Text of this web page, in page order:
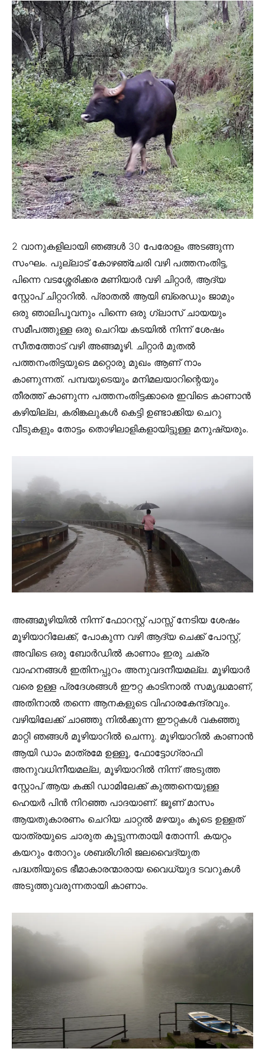
2 വാനുകളിലായി ഞങ്ങൾ 30 പേരോളം അടങ്ങുന്ന
സംഘം. പുല്ലാട് കോഴഞ്ചേരി വഴി പത്തനംതിട്ട,
പിന്നെ വടശ്ശേരിക്കര മണിയാർ വഴി ചിറ്റാർ, ആദ്യ
സ്റ്റോപ് ചിറ്റാറിൽ. പ്രാതൽ ആയി ബ്രെഡും ജാമും
ഒരു ഞാലിപൂവനും പിന്നെ ഒരു ഗ്ലാസ് ചായയും
സമീപത്തുള്ള ഒരു ചെറിയ കടയിൽ നിന്ന് ശേഷം
സീതത്തോട് വഴി അങ്ങമൂഴി. ചിറ്റാർ മുതൽ
പത്തനംതിട്ടയുടെ മറ്റൊരു മുഖം ആണ് നാം
കാണുന്നത്. പമ്പയുടെയും മനിമലയാറിന്റെയും
തീരത്ത് കാണുന്ന പത്തനംതിട്ടക്കാരെ ഇവിടെ കാണാൻ
കഴിയില്ല, കരിങ്കലുകൾ കെട്ടി ഉണ്ടാക്കിയ ചെറു
വീടുകളും തോട്ടം തൊഴിലാളികളായിട്ടുള്ള മനുഷ്യരും.
അങ്ങമൂഴിയിൽ നിന്ന്‌ ഫോറസ്റ്റ് പാസ്സ് നേടിയ ശേഷം
മൂഴിയാറിലേക്ക്, പോകുന്ന വഴി ആദ്യ ചെക്ക് പോസ്റ്റ്,
അവിടെ ഒരു ബോർഡിൽ കാണാം ഇരു ചക്ര
വാഹനങ്ങൾ ഇതിനപ്പുറം അനുവദനീയമല്ല. മൂഴിയാർ
വരെ ഉള്ള പ്രദേശങ്ങൾ ഈറ്റ കാടിനാൽ സമൃദ്ധമാണ്,
അതിനാൽ തന്നെ ആനകളുടെ വിഹാരകേന്ദ്രവും.
വഴിയിലേക്ക് ചാഞ്ഞു നിൽക്കുന്ന ഈറ്റകൾ വകഞ്ഞു
മാറ്റി ഞങ്ങൾ മൂഴിയാറിൽ ചെന്നു. മൂഴിയാറിൽ കാണാൻ
ആയി ഡാം മാത്രമേ ഉള്ളൂ, ഫോട്ടോഗ്രാഫി
അനുവധിനീയമല്ല, മൂഴിയാറിൽ നിന്ന്‌ അടുത്ത
സ്റ്റോപ് ആയ കക്കി ഡാമിലേക്ക് കുത്തനെയുള്ള
ഹെയർ പിൻ നിറഞ്ഞ പാദയാണ്. ജൂണ് മാസം
ആയതുകാരണം ചെറിയ ചാറ്റൽ മഴയും കൂടെ ഉള്ളത്
യാത്രയുടെ ചാരുത കൂട്ടുന്നതായി തോന്നി. കയറ്റം
കയറും തോറും ശബരിഗിരി ജലവൈദ്യുത
പദ്ധതിയുടെ ഭീമാകാരന്മാരായ വൈധ്യുദ ടവറുകൾ
അടുത്തുവരുന്നതായി കാണാം.